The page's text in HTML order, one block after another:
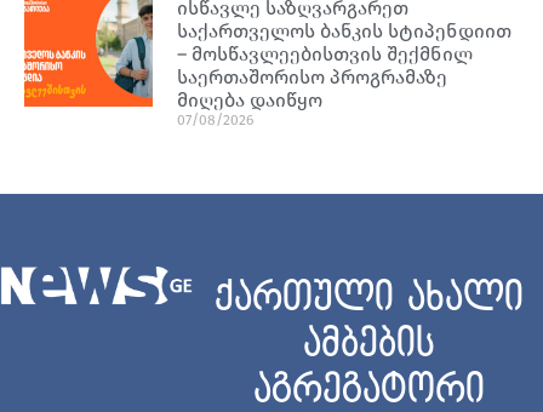
ისწავლე საზღვარგარეთ
საქართველოს ბანკის სტიპენდიით
– მოსწავლეებისთვის შექმნილ
საერთაშორისო პროგრამაზე
მიღება დაიწყო
07/08/2026
ქართული ახალი
ამბების
აგრეგატორი